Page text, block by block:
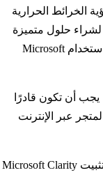
الخرائط الحرارية
حلول متميزة
مثل HotJar أو CrazyEgg. حسنًا ، يمكنك الآن استخدام Microsoft
يجب أن تكون قادرًا
عبر الإنترنت
نأمل أن تساعدك هذه المقالة في تعلم كيفية تثبيت Microsoft Clarity